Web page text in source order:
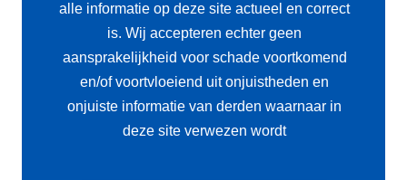
alle informatie op deze site actueel en correct
is. Wij accepteren echter geen
aansprakelijkheid voor schade voortkomend
en/of voortvloeiend uit onjuistheden en
onjuiste informatie van derden waarnaar in
deze site verwezen wordt